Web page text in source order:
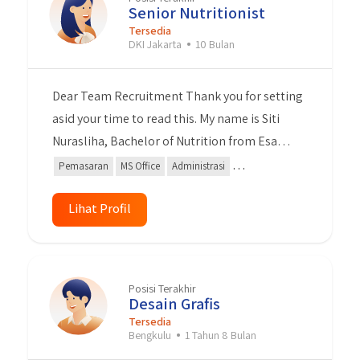
contribution in the field of fsdsdf.
Senior Nutritionist
Tersedia
DKI Jakarta
10 Bulan
Dear Team Recruitment Thank you for setting
asid your time to read this. My name is Siti
Nurasliha, Bachelor of Nutrition from Esa
Unggul University. I have 3 years experience as
nutritionist, I was also active in partnership,
content creator, product knowledge,
marketing activities. I can work independently
or team work. I am a highly organised,
professionals and self-motivated. With this
experience I am sure that I can give my best
Pemasaran MS Office
Administrasi
Kepemimpinan
Content Creator
Berbicara di Depan Umum
Lihat Profil
Posisi Terakhir
Desain Grafis
Tersedia
Bengkulu
1 Tahun 8 Bulan